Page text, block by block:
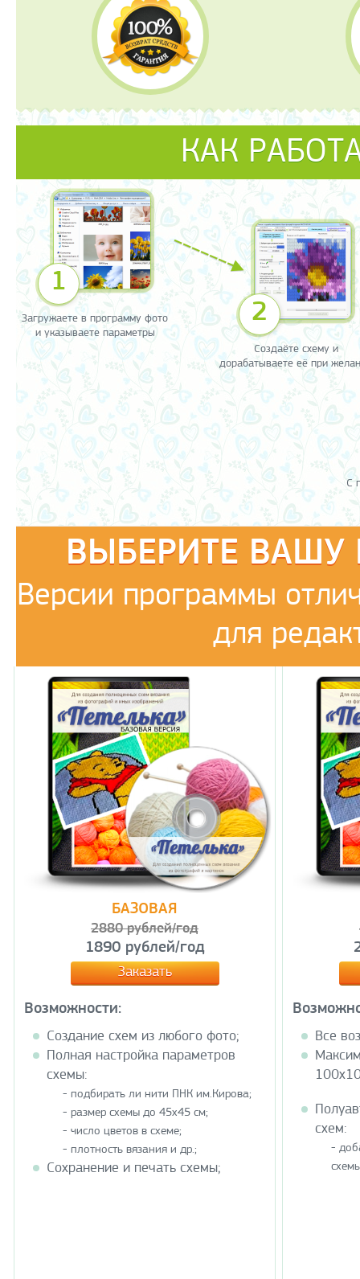
КАК
1
Загружаете в программу фото
и указываете параметры
2
Создаёте схему и
дорабатываете её при
С
ВЫБЕРИТЕ
Версии программы
для
БАЗОВАЯ
2880 рублей/год
1890 рублей/год
Заказать
Возможности:
Создание схем из любого фото;
Полная настройка параметров
схемы:
- подбирать ли нити ПНК им.Кирова;
- размер схемы до 45х45 см;
- число цветов в схеме;
- плотность вязания и др.;
Сохранение и печать схемы;
Все
схем:
-